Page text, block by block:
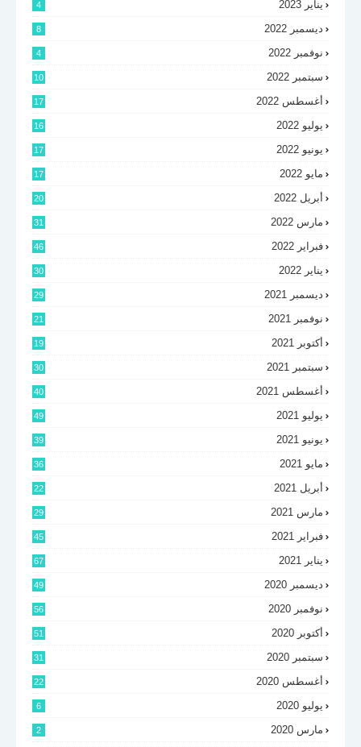
يناير 2023 4
ديسمبر 2022 8
نوفمبر 2022 4
سبتمبر 2022 10
أغسطس 2022 17
يوليو 2022 16
يونيو 2022 17
مايو 2022 17
أبريل 2022 20
مارس 2022 31
فبراير 2022 46
يناير 2022 30
ديسمبر 2021 29
نوفمبر 2021 21
أكتوبر 2021 19
سبتمبر 2021 30
أغسطس 2021 40
يوليو 2021 49
يونيو 2021 39
مايو 2021 36
أبريل 2021 22
مارس 2021 29
فبراير 2021 45
يناير 2021 67
ديسمبر 2020 49
نوفمبر 2020 56
أكتوبر 2020 51
سبتمبر 2020 31
أغسطس 2020 22
يوليو 2020 6
مارس 2020 2